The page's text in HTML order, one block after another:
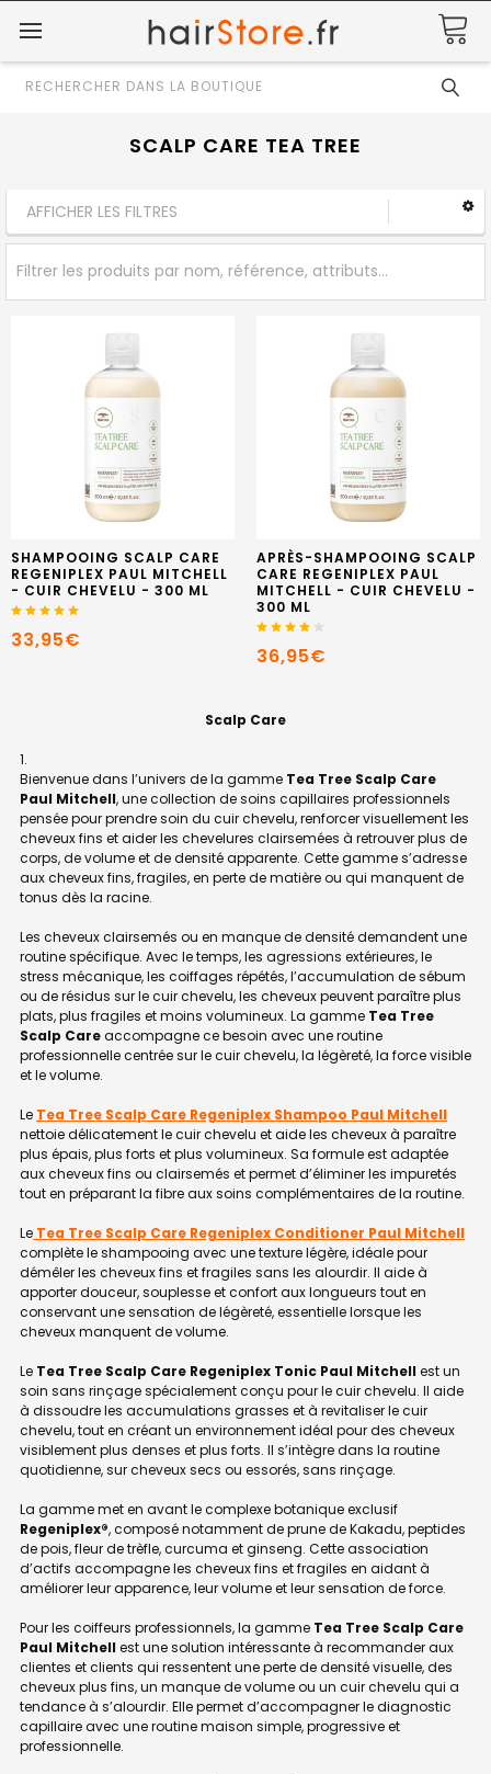
Rechercher
SCALP CARE TEA TREE
AFFICHER LES FILTRES
SHAMPOOING SCALP CARE
REGENIPLEX PAUL MITCHELL
- CUIR CHEVELU - 300 ML
33,95€
APRÈS-SHAMPOOING SCALP
CARE REGENIPLEX PAUL
MITCHELL - CUIR CHEVELU -
300 ML
36,95€
Scalp Care
Bienvenue dans l’univers de la gamme Tea Tree Scalp Care
Paul Mitchell, une collection de soins capillaires professionnels
pensée pour prendre soin du cuir chevelu, renforcer visuellement les
cheveux fins et aider les chevelures clairsemées à retrouver plus de
corps, de volume et de densité apparente. Cette gamme s’adresse
aux cheveux fins, fragiles, en perte de matière ou qui manquent de
tonus dès la racine.
Les cheveux clairsemés ou en manque de densité demandent une
routine spécifique. Avec le temps, les agressions extérieures, le
stress mécanique, les coiffages répétés, l’accumulation de sébum
ou de résidus sur le cuir chevelu, les cheveux peuvent paraître plus
plats, plus fragiles et moins volumineux. La gamme Tea Tree
Scalp Careaccompagne ce besoin avec une routine
professionnelle centrée sur le cuir chevelu, la légèreté, la force visible
et le volume.
Le Tea Tree Scalp Care Regeniplex Shampoo Paul Mitchell
nettoie délicatement le cuir chevelu et aide les cheveux à paraître
plus épais, plus forts et plus volumineux. Sa formule est adaptée
aux cheveux fins ou clairsemés et permet d’éliminer les impuretés
tout en préparant la fibre aux soins complémentaires de la routine.
Le Tea Tree Scalp Care Regeniplex Conditioner Paul Mitchell
complète le shampooing avec une texture légère, idéale pour
démêler les cheveux fins et fragiles sans les alourdir. Il aide à
apporter douceur, souplesse et confort aux longueurs tout en
conservant une sensation de légèreté, essentielle lorsque les
cheveux manquent de volume.
Le Tea Tree Scalp Care Regeniplex Tonic Paul Mitchell est un
soin sans rinçage spécialement conçu pour le cuir chevelu. Il aide
à dissoudre les accumulations grasses et à revitaliser le cuir
chevelu, tout en créant un environnement idéal pour des cheveux
visiblement plus denses et plus forts. Il s’intègre dans la routine
quotidienne, sur cheveux secs ou essorés, sans rinçage.
La gamme met en avant le complexe botanique exclusif
Regeniplex®, composé notamment de prune de Kakadu, peptides
de pois, fleur de trèfle, curcuma et ginseng. Cette association
d’actifs accompagne les cheveux fins et fragiles en aidant à
améliorer leur apparence, leur volume et leur sensation de force.
Pour les coiffeurs professionnels, la gamme Tea Tree Scalp Care
Paul Mitchell est une solution intéressante à recommander aux
clientes et clients qui ressentent une perte de densité visuelle, des
cheveux plus fins, un manque de volume ou un cuir chevelu qui a
tendance à s’alourdir. Elle permet d’accompagner le diagnostic
capillaire avec une routine maison simple, progressive et
professionnelle.